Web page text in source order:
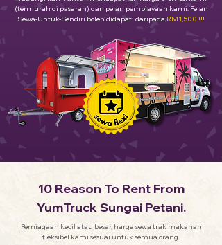
(termurah di pasaran) dan pelan pembiayaan kami. Pelan
Sewa-Untuk-Sendiri boleh didapati daripada RM1,500 !!!
10 Reason To Rent From
YumTruck Sungai Petani.
Perniagaan kecil atau besar, harga sewa trak makanan
fleksibel kami sesuai untuk semua orang.